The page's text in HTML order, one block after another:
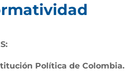
Política de Colombia.